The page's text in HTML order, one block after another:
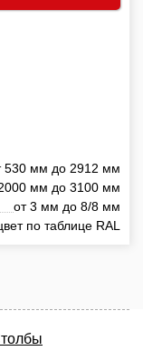
530 мм до 2912 мм
мм до 3100 мм
от 3 мм до 8/8 мм
по таблице RAL